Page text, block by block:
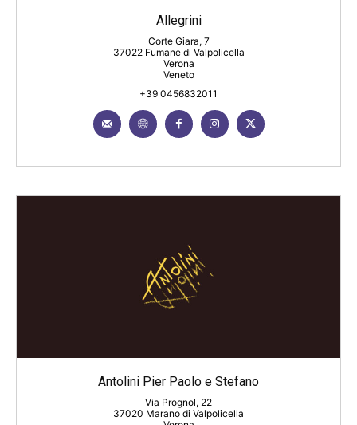
Allegrini
Corte Giara, 7
37022 Fumane di Valpolicella
Verona
Veneto
+39 0456832011
Antolini Pier Paolo e Stefano
Via Prognol, 22
37020 Marano di Valpolicella